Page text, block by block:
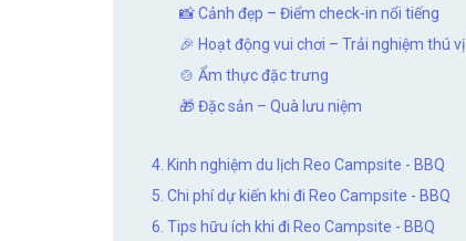
📸 Cảnh đẹp – Điểm check-in nổi tiếng
🎉 Hoạt động vui chơi – Trải nghiệm thú vị
🍲 Ẩm thực đặc trưng
🎁 Đặc sản – Quà lưu niệm
4. Kinh nghiệm du lịch Reo Campsite - BBQ
5. Chi phí dự kiến khi đi Reo Campsite - BBQ
6. Tips hữu ích khi đi Reo Campsite - BBQ